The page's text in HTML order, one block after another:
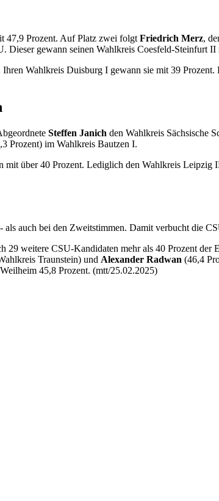
47,9 Prozent. Auf Platz zwei folgtFriedrich Merz,
Dieser gewann seinen Wahlkreis Coesfeld-Steinfurt II
Ihren Wahlkreis Duisburg I gewann sie mit 39
Steffen Janich den Wahlkreis Sächsische
Prozent) im Wahlkreis Bautzen I.
mit über 40 Prozent. Lediglich den Wahlkreis Leipzig
auch bei den Zweitstimmen. Damit verbucht die
weitere CSU-Kandidaten mehr als 40 Prozent der
Traunstein) und Alexander Radwan (46,4
45,8 Prozent. (mtt/25.02.2025)